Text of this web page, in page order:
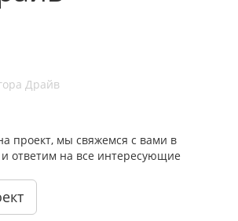
проект, мы свяжемся с вами в
ответим на все интересующие